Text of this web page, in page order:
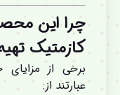
چرا این
کازمتیک
برخی از
عبارتند از: